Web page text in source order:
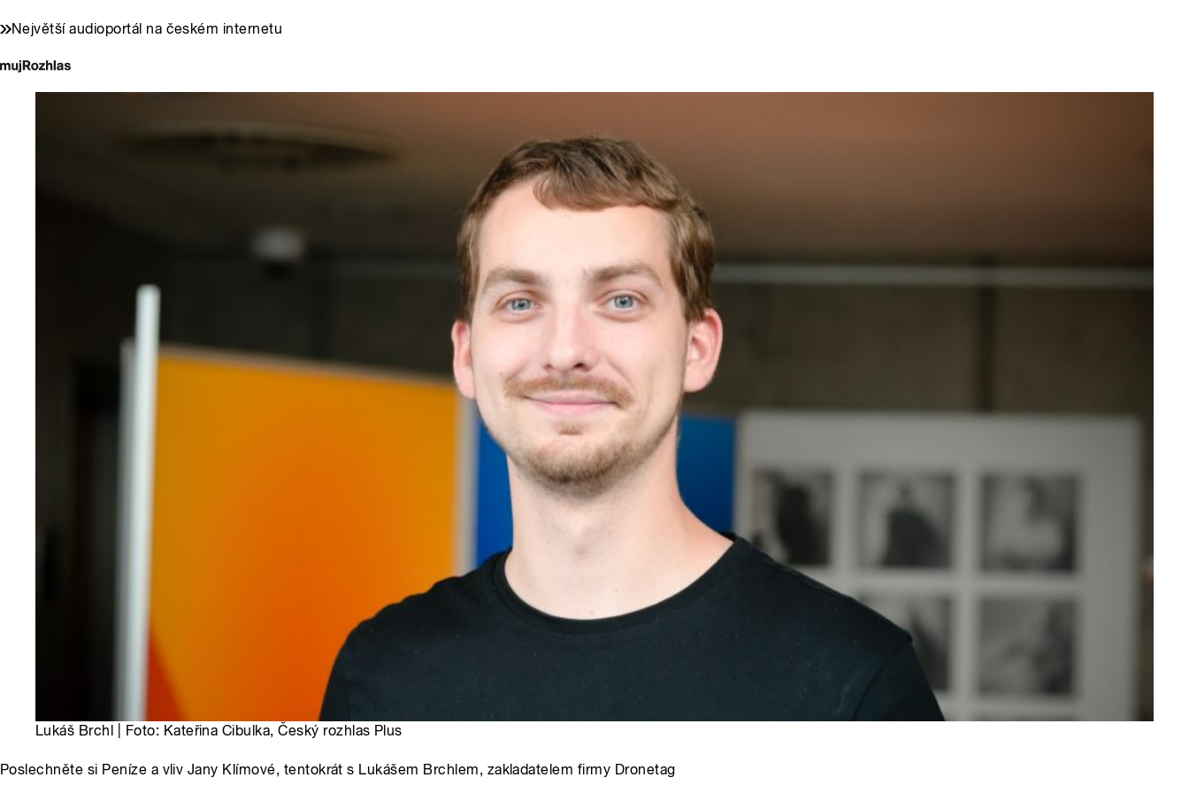
Největší audioportál na českém internetu
Lukáš Brchl | Foto: Kateřina Cibulka, Český rozhlas Plus
Poslechněte si Peníze a vliv Jany Klímové, tentokrát s Lukášem Brchlem, zakladatelem firmy Dronetag